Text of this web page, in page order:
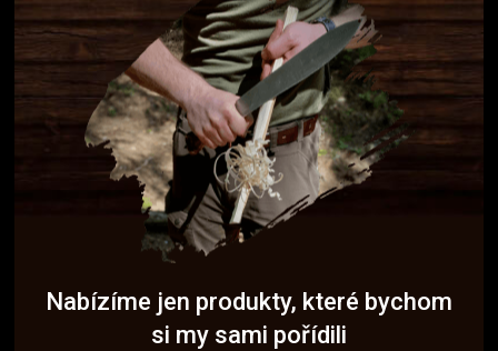
Nabízíme jen produkty, které bychom
si my sami pořídili